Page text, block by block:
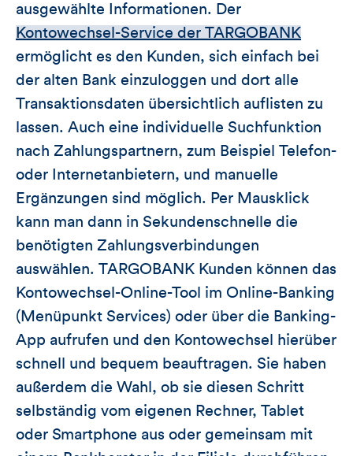
ausgewählte Informationen. Der
Kontowechsel-Service der TARGOBANK
ermöglicht es den Kunden, sich einfach bei
der alten Bank einzuloggen und dort alle
Transaktionsdaten übersichtlich auflisten zu
lassen. Auch eine individuelle Suchfunktion
nach Zahlungspartnern, zum Beispiel Telefon-
oder Internetanbietern, und manuelle
Ergänzungen sind möglich. Per Mausklick
kann man dann in Sekundenschnelle die
benötigten Zahlungsverbindungen
auswählen. TARGOBANK Kunden können das
Kontowechsel-Online-Tool im Online-Banking
(Menüpunkt Services) oder über die Banking-
App aufrufen und den Kontowechsel hierüber
schnell und bequem beauftragen. Sie haben
außerdem die Wahl, ob sie diesen Schritt
selbständig vom eigenen Rechner, Tablet
oder Smartphone aus oder gemeinsam mit